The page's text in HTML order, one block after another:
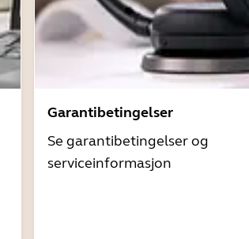
Garantibetingelser
Se garantibetingelser og
serviceinformasjon